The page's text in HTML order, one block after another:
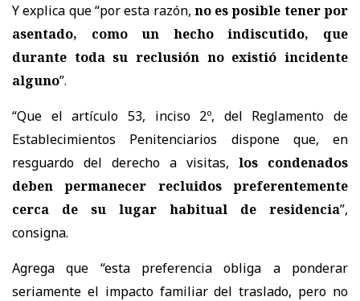
Y explica que “por esta razón, no es posible tener por
asentado, como un hecho indiscutido, que
durante toda su reclusión no existió incidente
alguno”.
“Que el artículo 53, inciso 2º, del Reglamento de
Establecimientos Penitenciarios dispone que, en
resguardo del derecho a visitas, los condenados
deben permanecer recluidos preferentemente
cerca de su lugar habitual de residencia”,
consigna.
Agrega que “esta preferencia obliga a ponderar
seriamente el impacto familiar del traslado, pero no